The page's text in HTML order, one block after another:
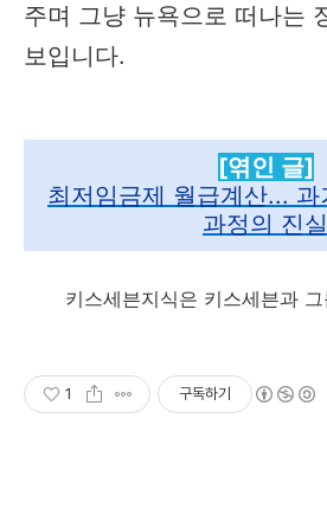
주며 그냥 뉴욕으로 떠나는
보입니다.
[엮인 글]
최저임금제 월급계산... 과
과정의 진실
키스세븐지식은 키스세븐과
1 구독하기